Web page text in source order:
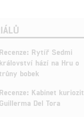
Recenze: Rytíř Sedmi
království hází na Hru o
trůny bobek
Recenze: Kabinet kuriozit
Guillerma Del Tora